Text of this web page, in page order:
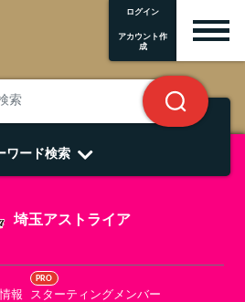
ログイン
アカウント作
成
ワード検索
埼玉アストライア
報
PRO
スターティングメンバー